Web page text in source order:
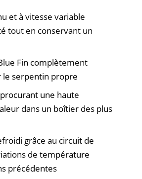
et à vitesse variable
tout en conservant un
Fin complètement
le serpentin propre
une haute
dans un boîtier des plus
grâce au circuit de
de température
précédentes